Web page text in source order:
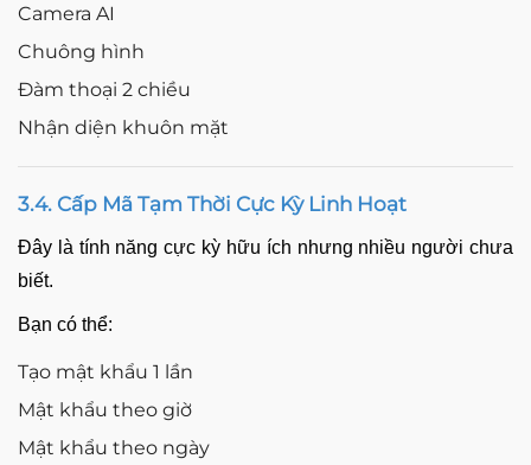
Camera AI
Chuông hình
Đàm thoại 2 chiều
Nhận diện khuôn mặt
3.4. Cấp Mã Tạm Thời Cực Kỳ Linh Hoạt
Đây là tính năng cực kỳ hữu ích nhưng nhiều người chưa
biết.
Bạn có thể:
Tạo mật khẩu 1 lần
Mật khẩu theo giờ
Mật khẩu theo ngày